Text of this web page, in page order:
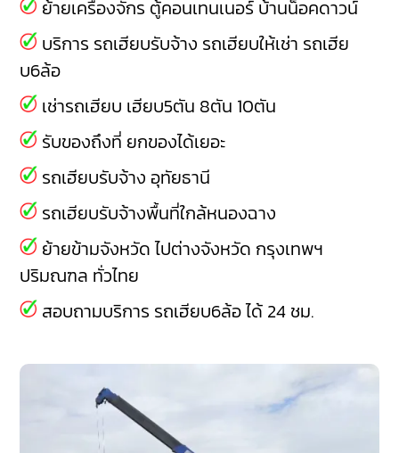
ย้ายเครื่องจักร ตู้คอนเทนเนอร์ บ้านน็อคดาวน์
บริการ รถเฮียบรับจ้าง รถเฮียบให้เช่า รถเฮีย
บ6ล้อ
เช่ารถเฮียบ เฮียบ5ตัน 8ตัน 10ตัน
รับของถึงที่ ยกของได้เยอะ
รถเฮียบรับจ้าง อุทัยธานี
รถเฮียบรับจ้างพื้นที่ใกล้หนองฉาง
ย้ายข้ามจังหวัด ไปต่างจังหวัด กรุงเทพฯ
ปริมณฑล ทั่วไทย
สอบถามบริการ รถเฮียบ6ล้อ ได้ 24 ชม.